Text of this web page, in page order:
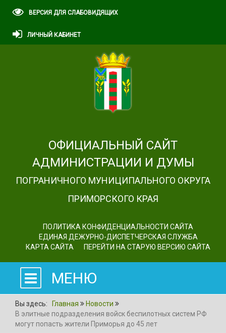
ВЕРСИЯ ДЛЯ СЛАБОВИДЯЩИХ
ЛИЧНЫЙ КАБИНЕТ
ОФИЦИАЛЬНЫЙ САЙТ
АДМИНИСТРАЦИИ И ДУМЫ
ПОГРАНИЧНОГО МУНИЦИПАЛЬНОГО ОКРУГА
ПРИМОРСКОГО КРАЯ
ПОЛИТИКА КОНФИДЕНЦИАЛЬНОСТИ САЙТА
ЕДИНАЯ ДЕЖУРНО-ДИСПЕТЧЕРСКАЯ СЛУЖБА
КАРТА САЙТА
ПЕРЕЙТИ НА СТАРУЮ ВЕРСИЮ САЙТА
МЕНЮ
Вы здесь: Главная
Новости
В элитные подразделения войск беспилотных систем РФ
могут попасть жители Приморья до 45 лет